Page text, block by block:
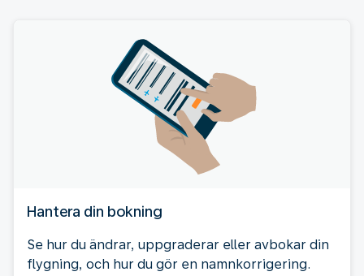
Hantera din bokning
Se hur du ändrar, uppgraderar eller avbokar din
flygning, och hur du gör en namnkorrigering.